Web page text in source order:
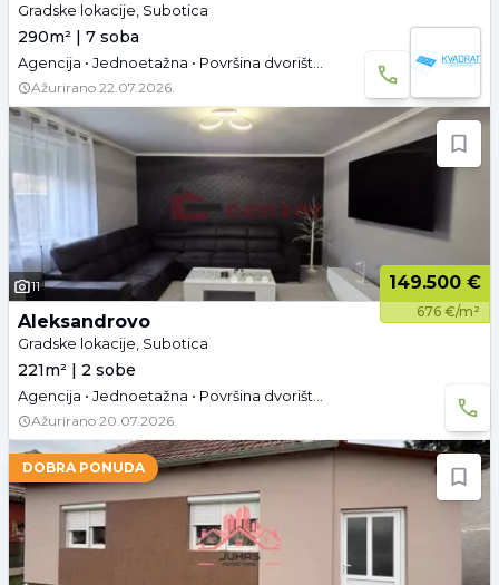
Gradske lokacije, Subotica
290m² | 7 soba
Agencija • Jednoetažna • Površina dvorišta: 4.98 a •
Ažurirano 22.07.2026.
11 149.500 €
676 €/m²
Aleksandrovo
Gradske lokacije, Subotica
221m² | 2 sobe
Agencija • Jednoetažna • Površina dvorišta: 3.69 a •
Ažurirano 20.07.2026.
DOBRA PONUDA